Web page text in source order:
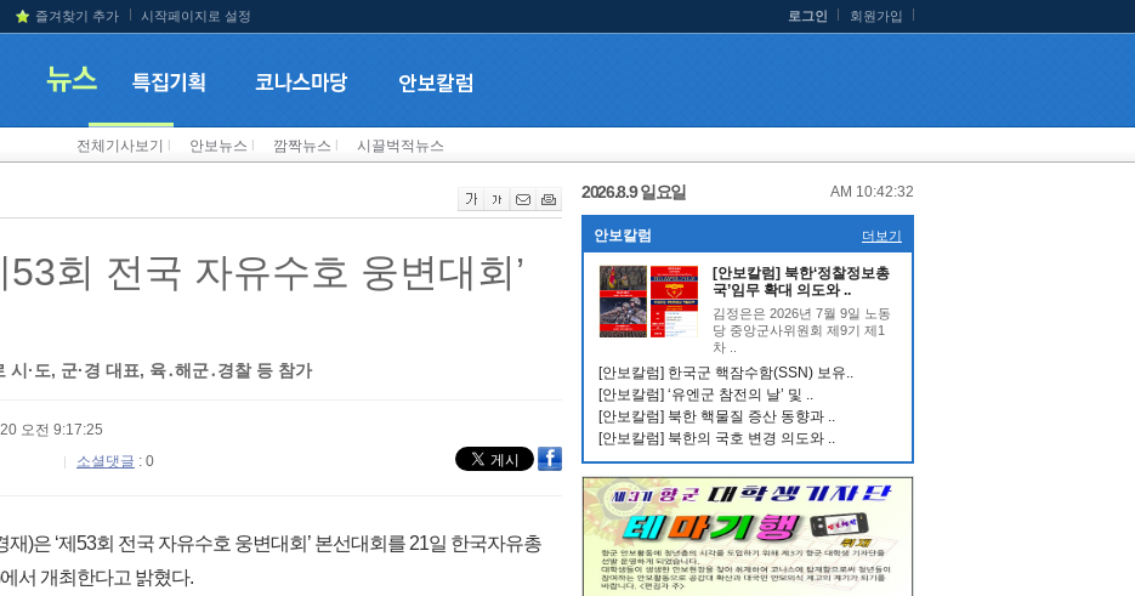
즐겨찾기 추가 시작페이지로 설정 로그인 회원가입
전체기사보기 안보뉴스 깜짝뉴스 시끌벅적뉴스
53회 전국 자유수호 웅변대회’
·도, 군·경 대표, 육․해군․경찰 등 참가
오전 9:17:25
소셜댓글 : 0
)은 ‘제53회 전국 자유수호 웅변대회’ 본선대회를 21일 한국자유총
서 개최한다고 밝혔다.
2026.8.9 일요일 AM 10:42:33
안보칼럼 더보기
[안보칼럼] 북한‘정찰정보총
국’임무 확대 의도와 ..
김정은은 2026년 7월 9일 노동
당 중앙군사위원회 제9기 제1
차 ..
[안보칼럼] 한국군 핵잠수함(SSN) 보유..
[안보칼럼] ‘유엔군 참전의 날’ 및 ..
[안보칼럼] 북한 핵물질 증산 동향과 ..
[안보칼럼] 북한의 국호 변경 의도와 ..